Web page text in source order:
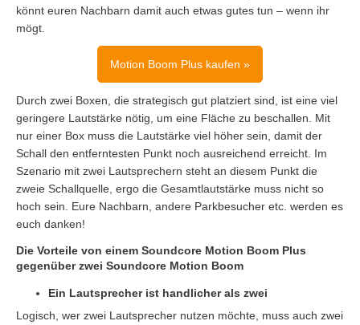
könnt euren Nachbarn damit auch etwas gutes tun – wenn ihr
mögt.
Motion Boom Plus kaufen »
Durch zwei Boxen, die strategisch gut platziert sind, ist eine viel
geringere Lautstärke nötig, um eine Fläche zu beschallen. Mit
nur einer Box muss die Lautstärke viel höher sein, damit der
Schall den entferntesten Punkt noch ausreichend erreicht. Im
Szenario mit zwei Lautsprechern steht an diesem Punkt die
zweie Schallquelle, ergo die Gesamtlautstärke muss nicht so
hoch sein. Eure Nachbarn, andere Parkbesucher etc. werden es
euch danken!
Die Vorteile von einem Soundcore Motion Boom Plus
gegenüber zwei Soundcore Motion Boom
Ein Lautsprecher ist handlicher als zwei
Logisch, wer zwei Lautsprecher nutzen möchte, muss auch zwei